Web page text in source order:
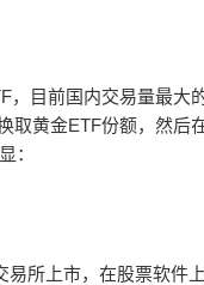
，目前国内交易量最大
取黄金ETF份额，然
：
所上市，在股票软件上